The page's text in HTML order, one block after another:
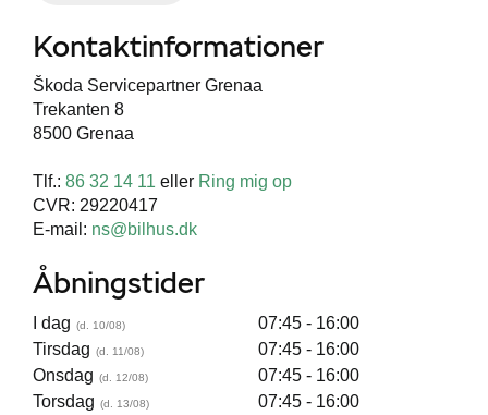
Kontaktinformationer
Škoda Servicepartner Grenaa
Trekanten 8
8500 Grenaa
Tlf.: 86 32 14 11 eller Ring mig op
CVR: 29220417
E-mail: ns@bilhus.dk
Åbningstider
I dag
07:45 - 16:00
Tirsdag
07:45 - 16:00
Onsdag
07:45 - 16:00
Torsdag
07:45 - 16:00